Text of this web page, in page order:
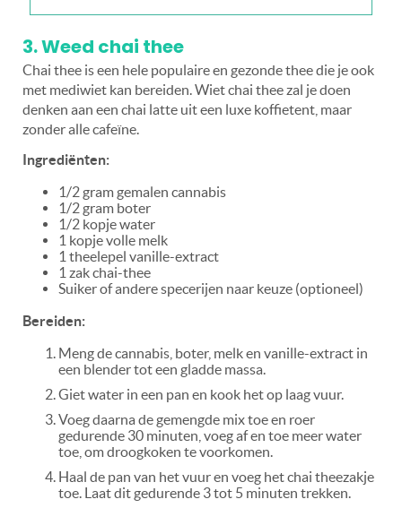
3. Weed chai thee
Chai thee is een hele populaire en gezonde thee die je ook
met mediwiet kan bereiden. Wiet chai thee zal je doen
denken aan een chai latte uit een luxe koffietent, maar
zonder alle cafeïne.
Ingrediënten:
1/2 gram gemalen cannabis
1/2 gram boter
1/2 kopje water
1 kopje volle melk
1 theelepel vanille-extract
1 zak chai-thee
Suiker of andere specerijen naar keuze (optioneel)
Bereiden:
Meng de cannabis, boter, melk en vanille-extract in
een blender tot een gladde massa.
Giet water in een pan en kook het op laag vuur.
Voeg daarna de gemengde mix toe en roer
gedurende 30 minuten, voeg af en toe meer water
toe, om droogkoken te voorkomen.
Haal de pan van het vuur en voeg het chai theezakje
toe. Laat dit gedurende 3 tot 5 minuten trekken.